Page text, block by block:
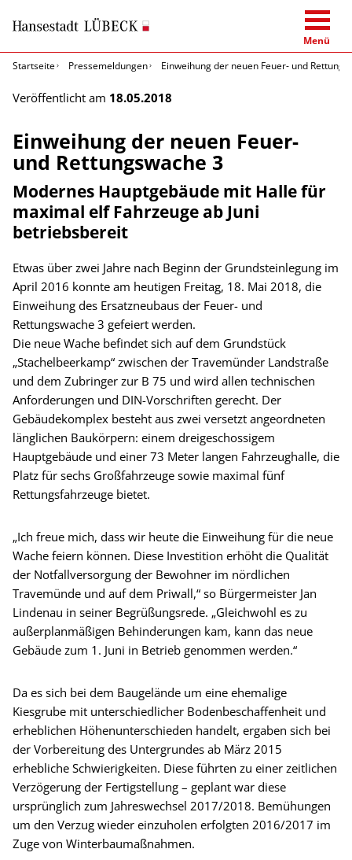
Menü
Startseite
Pressemeldungen Einweihung der neuen Feuer- und
Veröffentlicht am 18.05.2018
Einweihung der neuen Feuer-
und Rettungswache 3
Modernes Hauptgebäude mit Halle für
maximal elf Fahrzeuge ab Juni
betriebsbereit
Etwas über zwei Jahre nach Beginn der Grundsteinlegung im
April 2016 konnte am heutigen Freitag, 18. Mai 2018, die
Einweihung des Ersatzneubaus der Feuer- und
Rettungswache 3 gefeiert werden.
Die neue Wache befindet sich auf dem Grundstück
„Stachelbeerkamp“ zwischen der Travemünder Landstraße
und dem Zubringer zur B 75 und wird allen technischen
Anforderungen und DIN-Vorschriften gerecht. Der
Gebäudekomplex besteht aus zwei versetzt angeordneten
länglichen Baukörpern: einem dreigeschossigem
Hauptgebäude und einer 73 Meter langen Fahrzeughalle, die
Platz für sechs Großfahrzeuge sowie maximal fünf
Rettungsfahrzeuge bietet.
„Ich freue mich, dass wir heute die Einweihung für die neue
Wache feiern können. Diese Investition erhöht die Qualität
der Notfallversorgung der Bewohner im nördlichen
Travemünde und auf dem Priwall,“ so Bürgermeister Jan
Lindenau in seiner Begrüßungsrede. „Gleichwohl es zu
außerplanmäßigen Behinderungen kam, kann das neue
Gebäude zum 1. Juni in Betrieb genommen werden.“
Da es sich bei dem Baugelände um eine ehemalige
Kiesgrube mit unterschiedlicher Bodenbeschaffenheit und
erheblichen Höhenunterschieden handelt, ergaben sich bei
der Vorbereitung des Untergrundes ab März 2015
erhebliche Schwierigkeiten. Diese führten zu einer zeitlichen
Verzögerung der Fertigstellung – geplant war diese
ursprünglich zum Jahreswechsel 2017/2018. Bemühungen
um den Verzug wieder einzuholen erfolgten 2016/2017 im
Zuge von Winterbaumaßnahmen.